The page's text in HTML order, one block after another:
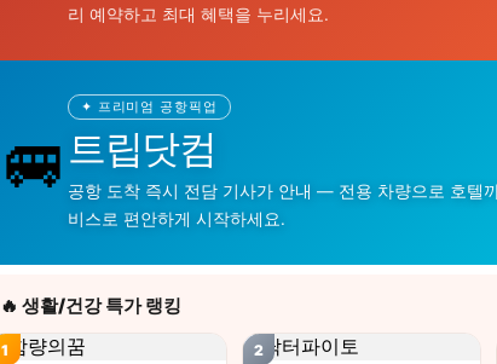
리 예약하고 최대 혜택을 누리세요.
🚐
✦ 프리미엄 공항픽업
트립닷컴
공항 도착 즉시 전담 기사가 안내 — 전용 차량으로 호텔
비스로 편안하게 시작하세요.
🔥 생활/건강 특가 랭킹
1 2